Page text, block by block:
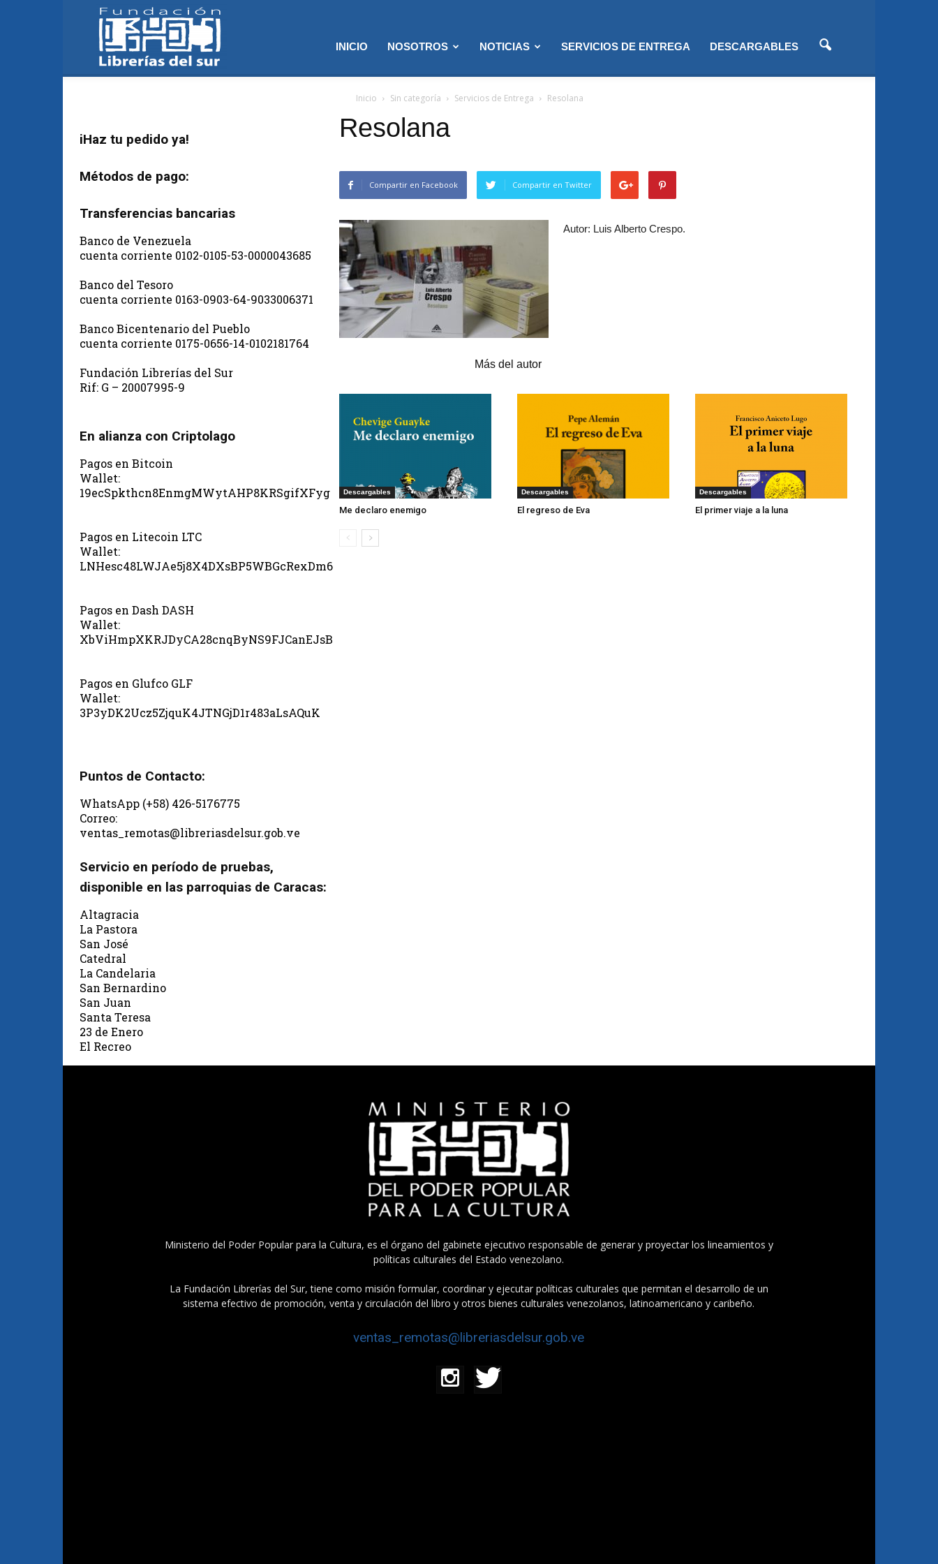
Sur
INICIO NOSOTROS NOTICIAS SERVICIOS DE ENTREGA DESCARGABLES
Inicio Sin categoría Servicios de Entrega Resolana
Resolana
Compartir en Facebook Compartir en Twitter
Autor: Luis Alberto Crespo.
Más del autor
Descargables
Me declaro enemigo
Descargables
El regreso de Eva
Descargables
El primer viaje a la luna
iHaz tu pedido ya!
Métodos de pago:
Transferencias bancarias
Banco de Venezuela
cuenta corriente 0102-0105-53-0000043685
Banco del Tesoro
cuenta corriente 0163-0903-64-9033006371
Banco Bicentenario del Pueblo
cuenta corriente 0175-0656-14-0102181764
Fundación Librerías del Sur
Rif: G – 20007995-9
En alianza con Criptolago
Pagos en Bitcoin
Wallet:
19ecSpkthcn8EnmgMWytAHP8KRSgifXFyg
Pagos en Litecoin LTC
Wallet:
LNHesc48LWJAe5j8X4DXsBP5WBGcRexDm6
Pagos en Dash DASH
Wallet:
XbViHmpXKRJDyCA28cnqByNS9FJCanEJsB
Pagos en Glufco GLF
Wallet:
3P3yDK2Ucz5ZjquK4JTNGjD1r483aLsAQuK
Puntos de Contacto:
WhatsApp (+58) 426-5176775
Correo:
ventas_remotas@libreriasdelsur.gob.ve
Servicio en período de pruebas,
disponible en las parroquias de Caracas:
Altagracia
La Pastora
San José
Catedral
La Candelaria
San Bernardino
San Juan
Santa Teresa
23 de Enero
El Recreo
Ministerio del Poder Popular para la Cultura, es el órgano del gabinete ejecutivo responsable de generar y proyectar los lineamientos y
políticas culturales del Estado venezolano.
La Fundación Librerías del Sur, tiene como misión formular, coordinar y ejecutar políticas culturales que permitan el desarrollo de un
sistema efectivo de promoción, venta y circulación del libro y otros bienes culturales venezolanos, latinoamericano y caribeño.
ventas_remotas@libreriasdelsur.gob.ve